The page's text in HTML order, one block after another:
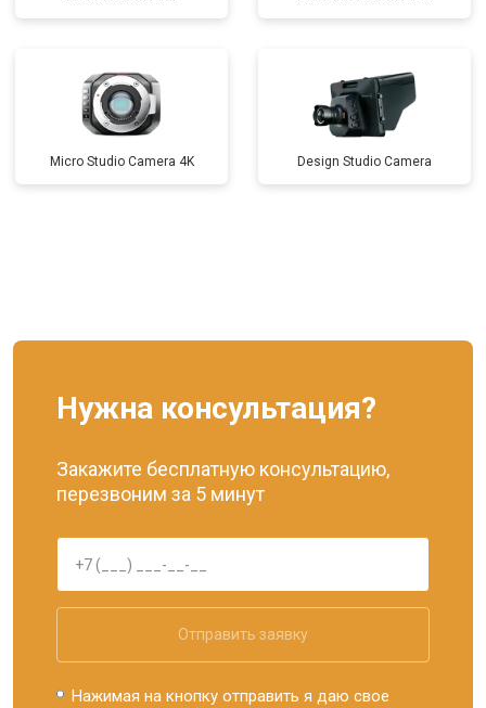
Micro Studio Camera 4K Design Studio Camera
Нужна консультация?
Закажите бесплатную консультацию,
перезвоним за 5 минут
Отправить заявку
Нажимая на кнопку отправить я даю свое